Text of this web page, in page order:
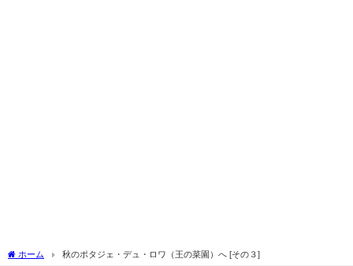
ホーム 秋のポタジェ・デュ・ロワ（王の菜園）へ [その３]